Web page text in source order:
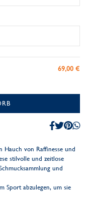
69,00 €
Hauch von Raffinesse und
stilvolle und zeitlose
und
Sport abzulegen, um sie